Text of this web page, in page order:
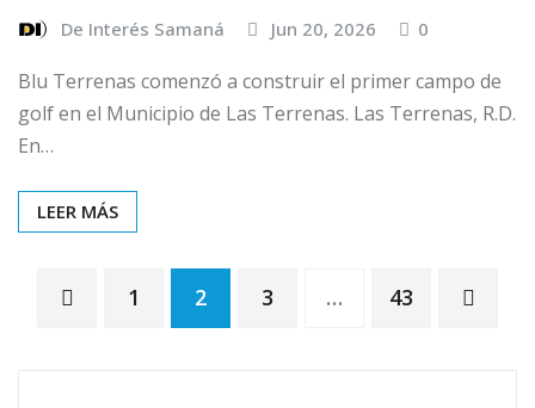
De Interés Samaná Jun 20, 2026 0
Blu Terrenas comenzó a construir el primer campo de
golf en el Municipio de Las Terrenas. Las Terrenas, R.D.
En…
LEER MÁS
1 2 3 … 43